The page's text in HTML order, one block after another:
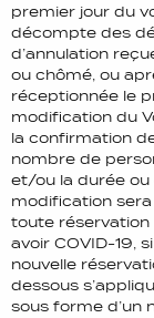
premier jour du
décompte des
d’annulation
ou chômé, ou
réceptionnée le
modification du
la confirmation
nombre de
et/ou la durée ou
modification
toute réservation
avoir COVID-19,
nouvelle
dessous
sous forme d’un